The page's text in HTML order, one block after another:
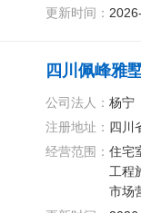
更新时间：
四川佩峰雅
公司法人： 杨宁
注册地址： 四川
经营范围： 住宅
工程
市场